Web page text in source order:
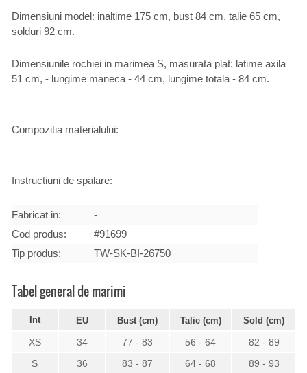
Dimensiuni model: inaltime 175 cm, bust 84 cm, talie 65 cm,
solduri 92 cm.
Dimensiunile rochiei in marimea S, masurata plat: latime axila
51 cm, - lungime maneca - 44 cm, lungime totala - 84 cm.
Compozitia materialului:
Instructiuni de spalare:
Fabricat in:
-
Cod produs:
#91699
Tip produs:
TW-SK-BI-26750
Tabel general de marimi
Int EU Bust (cm) Talie (cm) Sold (cm)
XS 34 77 - 83 56 - 64
82 - 89
S
36 83 - 87 64 - 68
89 - 93